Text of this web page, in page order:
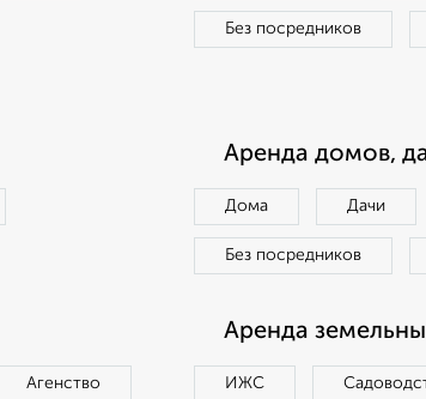
Без посредников
Аренда домов,
Дома Дачи
Без посредников
Агенство
Аренда
ИЖС